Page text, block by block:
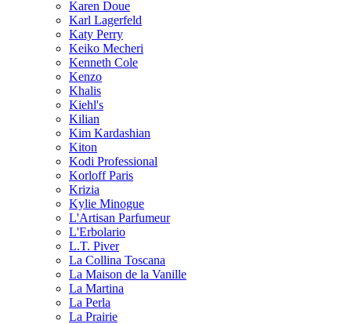
Karen Doue
Karl Lagerfeld
Katy Perry
Keiko Mecheri
Kenneth Cole
Kenzo
Khalis
Kiehl's
Kilian
Kim Kardashian
Kiton
Kodi Professional
Korloff Paris
Krizia
Kylie Minogue
L'Artisan Parfumeur
L'Erbolario
L.T. Piver
La Collina Toscana
La Maison de la Vanille
La Martina
La Perla
La Prairie